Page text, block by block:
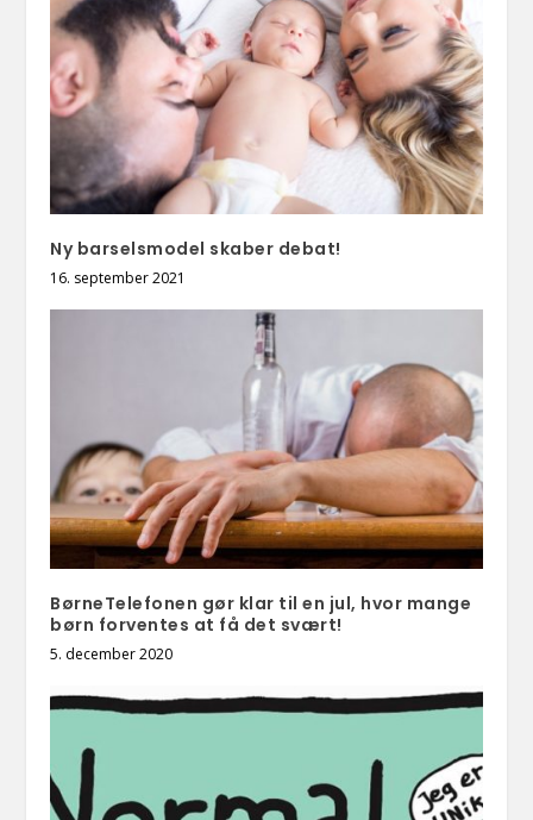
Ny barselsmodel skaber debat!
16. september 2021
BørneTelefonen gør klar til en jul, hvor mange
børn forventes at få det svært!
5. december 2020